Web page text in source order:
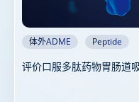
体外ADME Peptide
评价口服多肽药物胃肠道